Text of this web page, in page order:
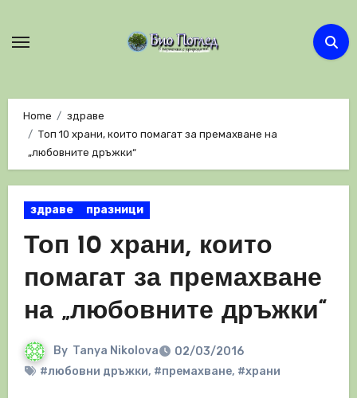
Home
здраве
Топ 10 храни, които помагат за премахване на
„любовните дръжки“
здраве празници
Топ 10 храни, които
помагат за премахване
на „любовните дръжки“
By Tanya Nikolova
02/03/2016
#любовни дръжки, #премахване, #храни